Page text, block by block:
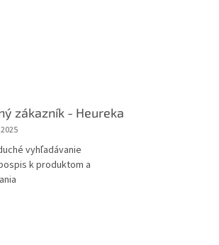
zákazník - Heureka
vyhľadávanie
k produktom a